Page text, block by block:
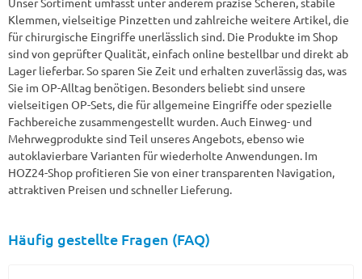
Klemmen, vielseitige Pinzetten und zahlreiche weitere Artikel, die
für chirurgische Eingriffe unerlässlich sind. Die Produkte im Shop
sind von geprüfter Qualität, einfach online bestellbar und direkt ab
Lager lieferbar. So sparen Sie Zeit und erhalten zuverlässig das, was
Sie im OP-Alltag benötigen. Besonders beliebt sind unsere
vielseitigen OP-Sets, die für allgemeine Eingriffe oder spezielle
Fachbereiche zusammengestellt wurden. Auch Einweg- und
Mehrwegprodukte sind Teil unseres Angebots, ebenso wie
autoklavierbare Varianten für wiederholte Anwendungen. Im
HOZ24-Shop profitieren Sie von einer transparenten Navigation,
attraktiven Preisen und schneller Lieferung.
Häufig gestellte Fragen (FAQ)